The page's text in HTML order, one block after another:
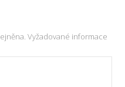
Vyžadované informace